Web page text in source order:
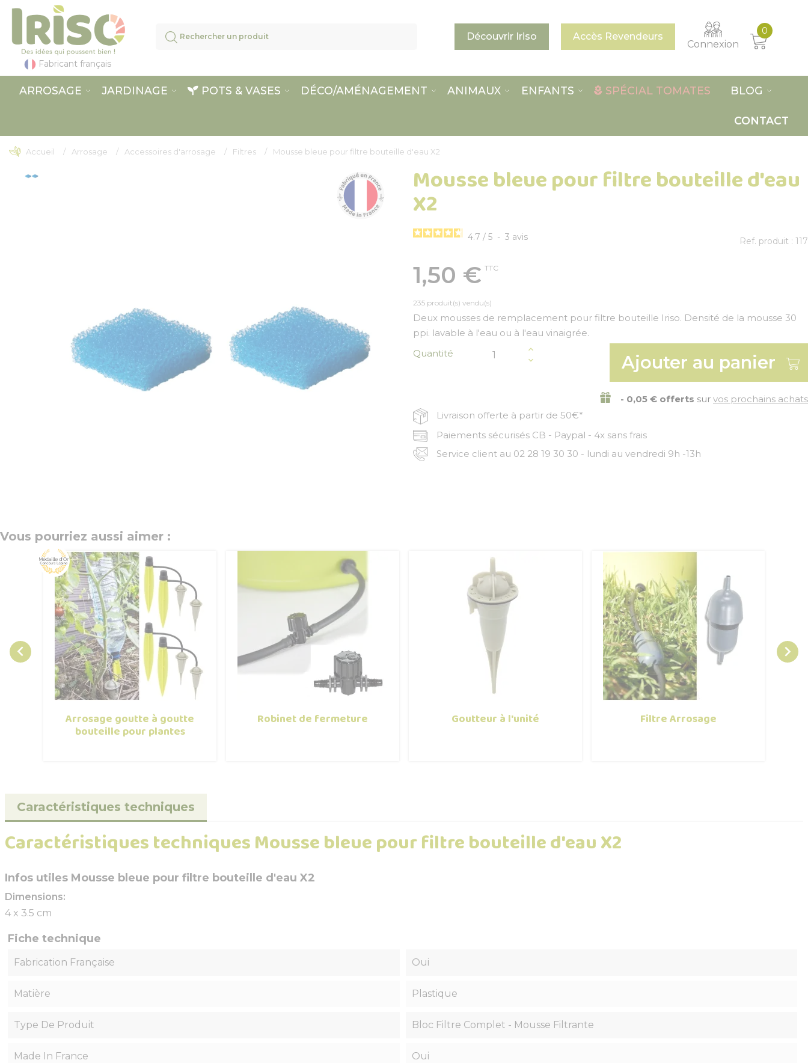
Fabricant français
Découvrir Iriso Accès Revendeurs
Connexion
0
ARROSAGE JARDINAGE POTS & VASES DÉCO/AMÉNAGEMENT ANIMAUX ENFANTS SPÉCIAL TOMATES BLOG
CONTACT
Accueil Arrosage Accessoires d'arrosage Filtres Mousse bleue pour filtre bouteille d'eau X2
Mousse bleue pour filtre bouteille d'eau
X2
4.7 / 5 - 3 avis Ref. produit : 117
1,50 € TTC
235 produit(s) vendu(s)
Deux mousses de remplacement pour filtre bouteille Iriso. Densité de la mousse 30
ppi. lavable à l'eau ou à l'eau vinaigrée.
Quantité
Ajouter au panier
- 0,05 € offerts sur vos prochains achats
Livraison offerte à partir de 50€*
Paiements sécurisés CB - Paypal - 4x sans frais
Service client au 02 28 19 30 30 - lundi au vendredi 9h -13h
Vous pourriez aussi aimer :

Arrosage goutte à goutte
bouteille pour plantes
Robinet de fermeture Goutteur à l'unité Filtre Arrosage

Caractéristiques techniques
Caractéristiques techniques Mousse bleue pour filtre bouteille d'eau X2
Infos utiles Mousse bleue pour filtre bouteille d'eau X2
Dimensions:
4 x 3.5 cm
Fiche technique
Fabrication Française Oui
Matière Plastique
Type De Produit Bloc Filtre Complet - Mousse Filtrante
Made In France Oui
Panneau de gestion des cookies